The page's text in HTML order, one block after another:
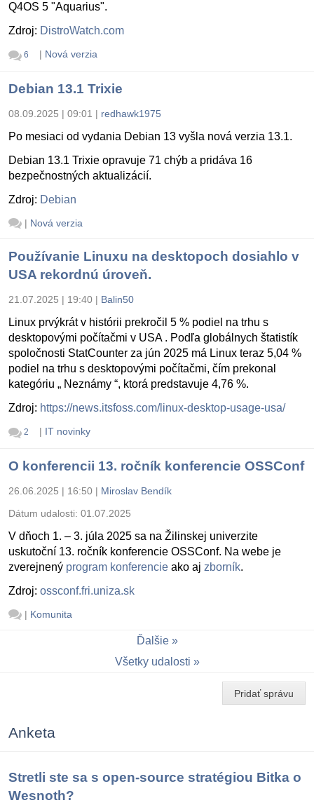
Q4OS 5 "Aquarius".
Zdroj: DistroWatch.com
6 | Nová verzia
Debian 13.1 Trixie
08.09.2025 | 09:01 | redhawk1975
Po mesiaci od vydania Debian 13 vyšla nová verzia 13.1.
Debian 13.1 Trixie opravuje 71 chýb a pridáva 16
bezpečnostných aktualizácií.
Zdroj: Debian
| Nová verzia
Používanie Linuxu na desktopoch dosiahlo v
USA rekordnú úroveň.
21.07.2025 | 19:40 | Balin50
Linux prvýkrát v histórii prekročil 5 % podiel na trhu s
desktopovými počítačmi v USA . Podľa globálnych štatistík
spoločnosti StatCounter za jún 2025 má Linux teraz 5,04 %
podiel na trhu s desktopovými počítačmi, čím prekonal
kategóriu „ Neznámy “, ktorá predstavuje 4,76 %.
Zdroj: https://news.itsfoss.com/linux-desktop-usage-usa/
2 | IT novinky
O konferencii 13. ročník konferencie OSSConf
26.06.2025 | 16:50 | Miroslav Bendík
Dátum udalosti: 01.07.2025
V dňoch 1. – 3. júla 2025 sa na Žilinskej univerzite
uskutoční 13. ročník konferencie OSSConf. Na webe je
zverejnený program konferencie ako aj zborník.
Zdroj: ossconf.fri.uniza.sk
| Komunita
Ďalšie
Všetky udalosti
Pridať správu
Anketa
Stretli ste sa s open-source stratégiou Bitka o
Wesnoth?